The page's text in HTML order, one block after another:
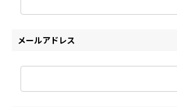
メールアドレス